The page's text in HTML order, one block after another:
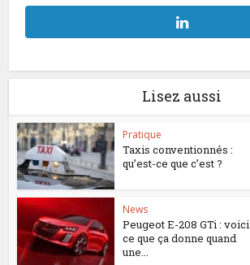
Lisez aussi
Pratique
Taxis conventionnés :
qu’est-ce que c’est ?
News
Peugeot E-208 GTi : voici
ce que ça donne quand
une...